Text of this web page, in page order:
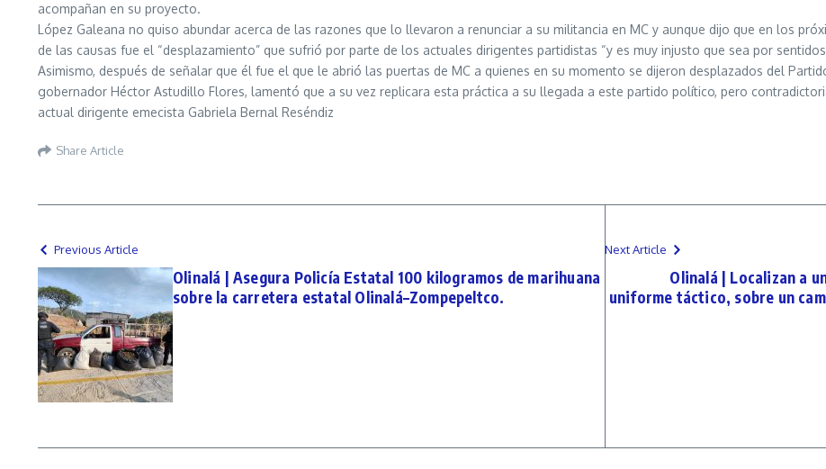
acompañan en su proyecto.
López Galeana no quiso abundar acerca de las razones que lo llevaron a renunciar a su militancia en MC y aunque dijo que en los
de las causas fue el “desplazamiento” que sufrió por parte de los actuales dirigentes partidistas “y es muy injusto que sea por
Asimismo, después de señalar que él fue el que le abrió las puertas de MC a quienes en su momento se dijeron desplazados del
gobernador Héctor Astudillo Flores, lamentó que a su vez replicara esta práctica a su llegada a este partido político, pero
actual dirigente emecista Gabriela Bernal Reséndiz
Share Article
Previous Article
Olinalá | Asegura Policía Estatal 100 kilogramos de marihuana
sobre la carretera estatal Olinalá–Zompepeltco.
Next Article
Olinalá | Localizan a
uniforme táctico, sobre un